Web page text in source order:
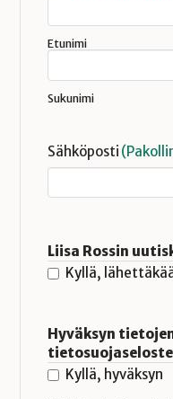
Etunimi
Sukunimi
Sähköposti
Liisa Rossin
Kyllä,
Hyväksyn
Kyllä, hyväksyn